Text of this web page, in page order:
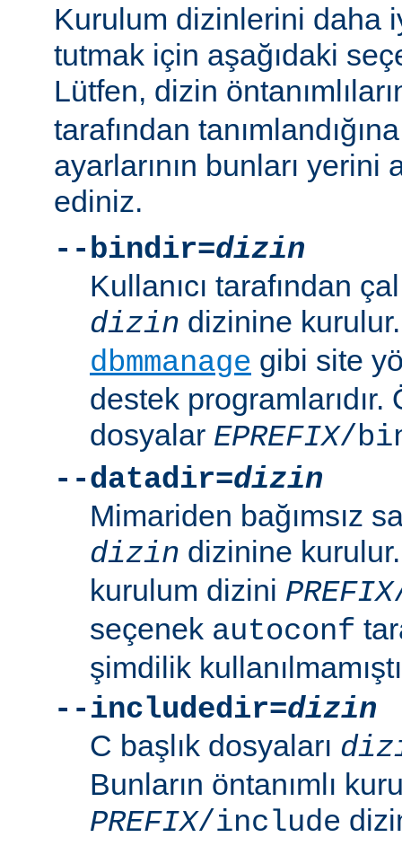
Kurulum dizinlerini daha
tutmak için aşağıdaki
Lütfen, dizin
tarafından
ayarlarının bunları yerini
ediniz.
--bindir=dizin
Kullanıcı tarafından
dizin dizinine
dbmmanage gibi site
destek programlarıdır.
dosyalar EPREFIX/
--datadir=dizin
Mimariden bağımsız
dizin dizinine kurulur.
kurulum dizini PREFIX
seçenek autoconf
şimdilik
--includedir=dizin
C başlık dosyaları
Bunların öntanımlı
PREFIX/include